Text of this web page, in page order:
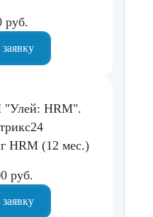
руб.
Оставить заявку
HRM".
HRM (12 мес.)
руб.
Оставить заявку